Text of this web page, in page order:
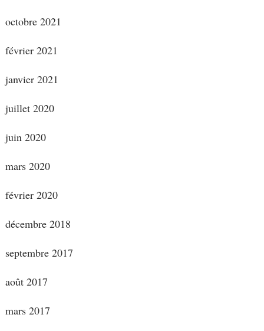
octobre 2021
février 2021
janvier 2021
juillet 2020
juin 2020
mars 2020
février 2020
décembre 2018
septembre 2017
août 2017
mars 2017